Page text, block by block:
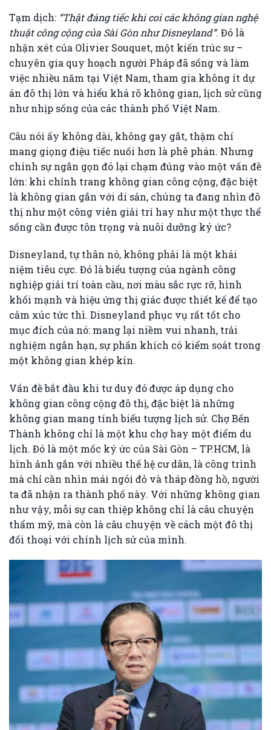
Tạm dịch: “Thật đáng tiếc khi coi các không gian nghệ
thuật công cộng của Sài Gòn như Disneyland”. Đó là
nhận xét của Olivier Souquet, một kiến trúc sư –
chuyên gia quy hoạch người Pháp đã sống và làm
việc nhiều năm tại Việt Nam, tham gia không ít dự
án đô thị lớn và hiểu khá rõ không gian, lịch sử cũng
như nhịp sống của các thành phố Việt Nam.
Câu nói ấy không dài, không gay gắt, thậm chí
mang giọng điệu tiếc nuối hơn là phê phán. Nhưng
chính sự ngắn gọn đó lại chạm đúng vào một vấn đề
lớn: khi chỉnh trang không gian công cộng, đặc biệt
là không gian gắn với di sản, chúng ta đang nhìn đô
thị như một công viên giải trí hay như một thực thể
sống cần được tôn trọng và nuôi dưỡng ký ức?
Disneyland, tự thân nó, không phải là một khái
niệm tiêu cực. Đó là biểu tượng của ngành công
nghiệp giải trí toàn cầu, nơi màu sắc rực rỡ, hình
khối mạnh và hiệu ứng thị giác được thiết kế để tạo
cảm xúc tức thì. Disneyland phục vụ rất tốt cho
mục đích của nó: mang lại niềm vui nhanh, trải
nghiệm ngắn hạn, sự phấn khích có kiểm soát trong
một không gian khép kín.
Vấn đề bắt đầu khi tư duy đó được áp dụng cho
không gian công cộng đô thị, đặc biệt là những
không gian mang tính biểu tượng lịch sử. Chợ Bến
Thành không chỉ là một khu chợ hay một điểm du
lịch. Đó là một mốc ký ức của Sài Gòn – TP.HCM, là
hình ảnh gắn với nhiều thế hệ cư dân, là công trình
mà chỉ cần nhìn mái ngói đỏ và tháp đồng hồ, người
ta đã nhận ra thành phố này. Với những không gian
như vậy, mỗi sự can thiệp không chỉ là câu chuyện
thẩm mỹ, mà còn là câu chuyện về cách một đô thị
đối thoại với chính lịch sử của mình.